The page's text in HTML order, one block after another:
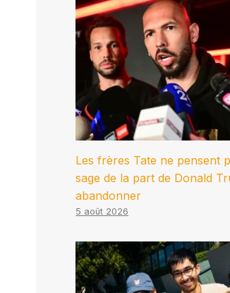
Les frères Tate ne pensent
sage de la part de Donald
abandonner
5 août 2026